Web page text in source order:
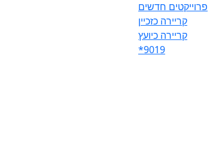
פרוייקטים חדשים
קריירה כזכיין
קריירה כיועץ
*9019